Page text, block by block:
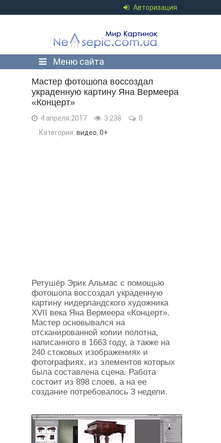
Авторизация
Меню сайта
Мастер фотошопа воссоздал
украденную картину Яна Вермеера
«Концерт»
4 апреля 2017 3 238
0
Категория: видео, 0+
Ретушёр Эрик Альмас с помощью
фотошопа воссоздал украденную
картину нидерландского художника
XVII века Яна Вермеера «Концерт».
Мастер основывался на
отсканированной копии полотна,
написанного в 1663 году, а также на
240 стоковых изображениях и
фотографиях, из элементов которых
была составлена сцена. Работа
состоит из 898 слоев, а на ее
создание потребовалось 3 недели.